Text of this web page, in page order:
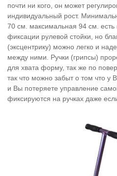
почти ни кого, он может
индивидуальный рост.
70 см. максимальная 94 см. есть
фиксации рулевой стойки, но
(эксцентрику) можно легко и
между ними. Ручки (грипсы)
для хвата форму, так же по
так что можно забыт о том что у
и Вы потеряете управление
фиксируются на ручках даже